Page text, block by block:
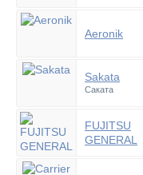
Aeronik
Sakata
Саката
FUJITSU
GENERAL